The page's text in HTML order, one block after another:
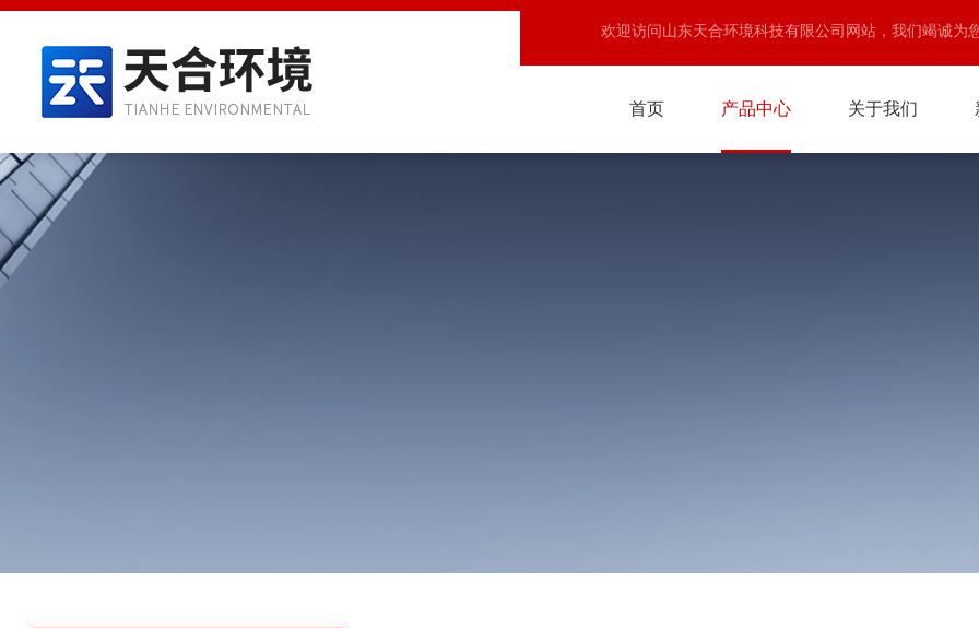
欢迎访问山东天合环境科技有限公司网站，我们竭诚为
首页 产品中心 关于我们